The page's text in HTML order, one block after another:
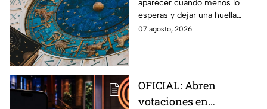
cada signo; una
conexión inesperada
podría transformar tus
aparecer cuando menos lo
esperas y dejar una huella
importante.
07 agosto, 2026
OFICIAL: Abren
votaciones en